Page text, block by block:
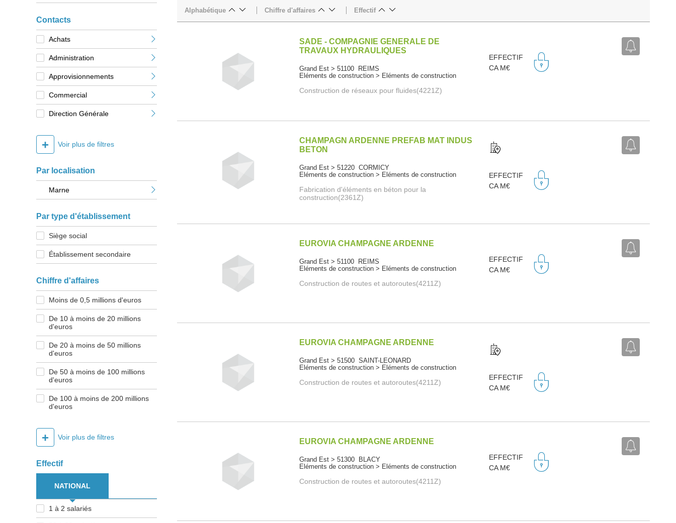
Contacts
Achats
Administration
Approvisionnements
Commercial
Direction Générale
+ Voir plus de filtres
Par localisation
Marne
Par type d'établissement
Siège social
Établissement secondaire
Chiffre d'affaires
Moins de 0,5 millions d'euros
De 10 à moins de 20 millions
d'euros
De 20 à moins de 50 millions
d'euros
De 50 à moins de 100 millions
d'euros
De 100 à moins de 200 millions
d'euros
+ Voir plus de filtres
Effectif
NATIONAL
1 à 2 salariés
Alphabétique Chiffre d'affaires Effectif
SADE - COMPAGNIE GENERALE DE
TRAVAUX HYDRAULIQUES
Grand Est > 51100 REIMS
Eléments de construction > Eléments de construction
Construction de réseaux pour fluides(4221Z)
EFFECTIF
CA M€
CHAMPAGN ARDENNE PREFAB MAT INDUS
BETON
Grand Est > 51220 CORMICY
Eléments de construction > Eléments de construction
Fabrication d'éléments en béton pour la
construction(2361Z)
EFFECTIF
CA M€
EUROVIA CHAMPAGNE ARDENNE
Grand Est > 51100 REIMS
Eléments de construction > Eléments de construction
Construction de routes et autoroutes(4211Z)
EFFECTIF
CA M€
EUROVIA CHAMPAGNE ARDENNE
Grand Est > 51500 SAINT-LEONARD
Eléments de construction > Eléments de construction
Construction de routes et autoroutes(4211Z)
EFFECTIF
CA M€
EUROVIA CHAMPAGNE ARDENNE
Grand Est > 51300 BLACY
Eléments de construction > Eléments de construction
Construction de routes et autoroutes(4211Z)
EFFECTIF
CA M€